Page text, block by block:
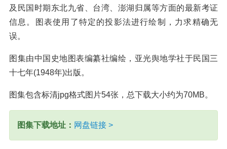
及民国时期东北九省、台湾、澎湖归属等方面的最新考证
信息。图表使用了特定的投影法进行绘制，力求精确无
误。
图集由中国史地图表编纂社编绘，亚光舆地学社于民国三
十七年(1948年)出版。
图集包含标清jpg格式图片54张，总下载大小约为70MB。
图集下载地址： 网盘链接 >